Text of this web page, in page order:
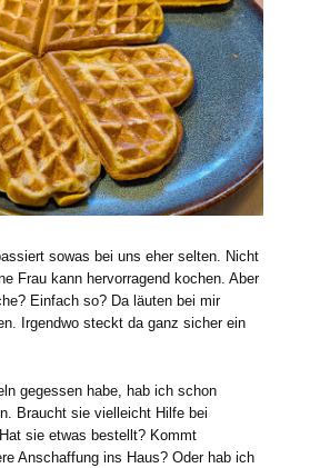
sowas bei uns eher selten. Nicht
Frau kann hervorragend kochen. Aber
Einfach so? Da läuten bei mir
Irgendwo steckt da ganz sicher ein
gegessen habe, hab ich schon
Braucht sie vielleicht Hilfe bei
sie etwas bestellt? Kommt
Anschaffung ins Haus? Oder hab ich